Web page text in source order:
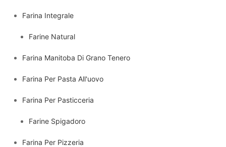
Farina Integrale
Farine Natural
Farina Manitoba Di Grano Tenero
Farina Per Pasta All'uovo
Farina Per Pasticceria
Farine Spigadoro
Farina Per Pizzeria